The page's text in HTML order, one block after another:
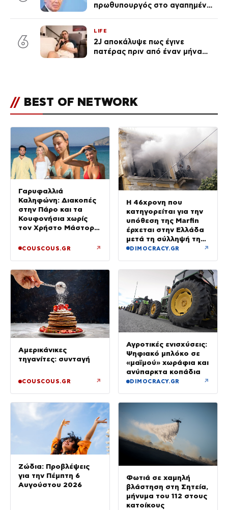
πρωθυπουργός στο αγαπημένο
6
LIFE
2J αποκάλυψε πως έγινε
πατέρας πριν από έναν μήνα
// BEST OF NETWORK
Γαρυφαλλιά
Καληφώνη: Διακοπές
στην Πάρο και τα
Κουφονήσια χωρίς
τον Χρήστο Μάστορα
COUSCOUS.GR ↗
Η 46χρονη που
κατηγορείται για την
υπόθεση της Marfin
έρχεται στην Ελλάδα
μετά τη σύλληψή της
στο Λονδίνο
DIMOCRACY.GR ↗
Αμερικάνικες
τηγανίτες: συνταγή
COUSCOUS.GR ↗
Αγροτικές ενισχύσεις:
Ψηφιακό μπλόκο σε
«μαϊμού» χωράφια και
ανύπαρκτα κοπάδια
DIMOCRACY.GR ↗
Ζώδια: Προβλέψεις
για την Πέμπτη 6
Αυγούστου 2026
Φωτιά σε χαμηλή
βλάστηση στη Σητεία,
μήνυμα του 112 στους
κατοίκους